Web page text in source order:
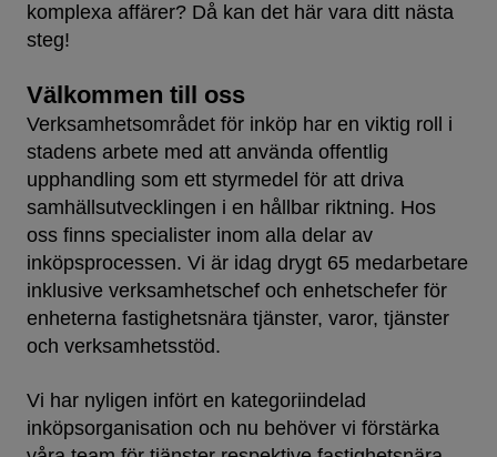
komplexa affärer? Då kan det här vara ditt nästa
steg!
Välkommen till oss
Verksamhetsområdet för inköp har en viktig roll i
stadens arbete med att använda offentlig
upphandling som ett styrmedel för att driva
samhällsutvecklingen i en hållbar riktning. Hos
oss finns specialister inom alla delar av
inköpsprocessen. Vi är idag drygt 65 medarbetare
inklusive verksamhetschef och enhetschefer för
enheterna fastighetsnära tjänster, varor, tjänster
och verksamhetsstöd.
Vi har nyligen infört en kategoriindelad
inköpsorganisation och nu behöver vi förstärka